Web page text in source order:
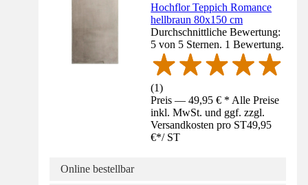
Hochflor Teppich Romance
hellbraun 80x150 cm
Durchschnittliche Bewertung:
5 von 5 Sternen. 1 Bewertung.
(1)
Preis — 49,95 € * Alle Preise
inkl. MwSt. und ggf. zzgl.
Versandkosten pro ST49,95
€*/ ST
Online bestellbar